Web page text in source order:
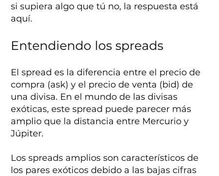
si supiera algo que tú no, la respuesta está
aquí.
Entendiendo los spreads
El spread es la diferencia entre el precio de
compra (ask) y el precio de venta (bid) de
una divisa. En el mundo de las divisas
exóticas, este spread puede parecer más
amplio que la distancia entre Mercurio y
Júpiter.
Los spreads amplios son característicos de
los pares exóticos debido a las bajas cifras